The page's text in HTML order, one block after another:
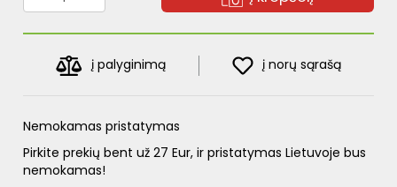
į palyginimą į norų sąrašą
Nemokamas pristatymas
Pirkite prekių bent už 27 Eur, ir pristatymas Lietuvoje bus
nemokamas!